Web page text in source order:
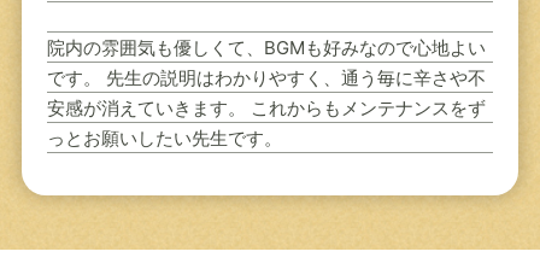
院内の雰囲気も優しくて、BGMも好みなので心地よい
です。 先生の説明はわかりやすく、通う毎に辛さや不
安感が消えていきます。 これからもメンテナンスをず
っとお願いしたい先生です。